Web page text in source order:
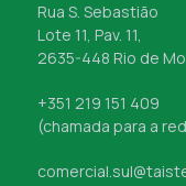
Rua S. Sebastião
Lote 11, Pav. 11,
2635-448 Rio de
+351 219 151 409
(chamada para a